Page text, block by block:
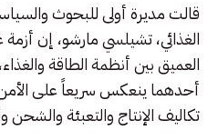
قالت مديرة أولى للبحوث
الغذائي، تشيلسي مارشو، إن
العميق بين أنظمة الطاقة
أحدهما ينعكس سريعاً على الأمن
تكاليف الإنتاج والتعبئة